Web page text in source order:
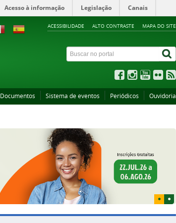
Acesso à informação Legislação Canais
ACESSIBILIDADE ALTO CONTRASTE MAPA DO SITE
Documentos Sistema de eventos Periódicos Ouvidoria